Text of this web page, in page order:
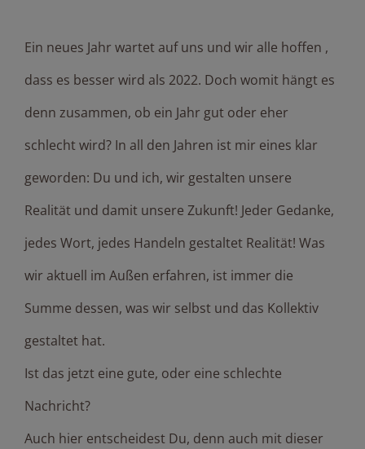
Ein neues Jahr wartet auf uns und wir alle hoffen ,
dass es besser wird als 2022. Doch womit hängt es
denn zusammen, ob ein Jahr gut oder eher
schlecht wird? In all den Jahren ist mir eines klar
geworden: Du und ich, wir gestalten unsere
Realität und damit unsere Zukunft! Jeder Gedanke,
jedes Wort, jedes Handeln gestaltet Realität! Was
wir aktuell im Außen erfahren, ist immer die
Summe dessen, was wir selbst und das Kollektiv
gestaltet hat.
Ist das jetzt eine gute, oder eine schlechte
Nachricht?
Auch hier entscheidest Du, denn auch mit dieser